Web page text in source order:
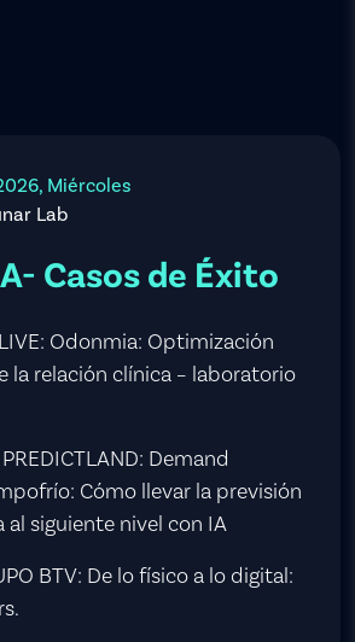
Miércoles
Lab
Casos de Éxito
Odonmia: Optimización
la relación clínica – laboratorio
Demand
Cómo llevar la previsión
al siguiente nivel con IA
BTV: De lo físico a lo digital: